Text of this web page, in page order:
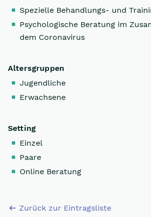
Spezielle Behandlungs- und
Psychologische Beratung im
dem Coronavirus
Altersgruppen
Jugendliche
Erwachsene
Setting
Einzel
Paare
Online Beratung
Zurück zur Eintragsliste